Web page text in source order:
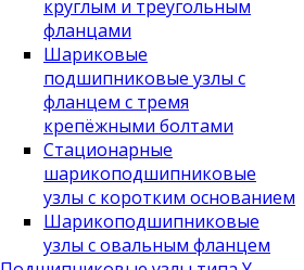
круглым и треугольным
фланцами
Шариковые
подшипниковые узлы с
фланцем с тремя
крепёжными болтами
Стационарные
шарикоподшипниковые
узлы с коротким основанием
Шарикоподшипниковые
узлы с овальным фланцем